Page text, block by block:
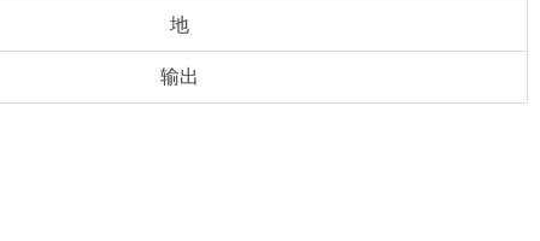
地
输出